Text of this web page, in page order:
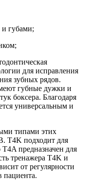
и губами;
для исправления
зубных рядов.
губные дужки и
боксера. Благодаря
универсальным и
типами этих
T4K подходит для
предназначен для
тренажера T4K и
от регулярности
пациента.